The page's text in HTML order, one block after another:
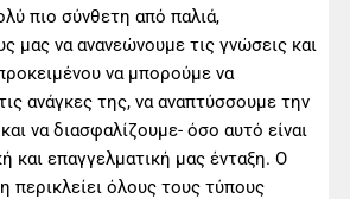
πιο σύνθετη από παλιά,
μας να ανανεώνουμε τις γνώσεις και
να μπορούμε να
ανάγκες της, να αναπτύσσουμε την
να διασφαλίζουμε- όσο αυτό είναι
και επαγγελματική μας ένταξη. Ο
περικλείει όλους τους τύπους